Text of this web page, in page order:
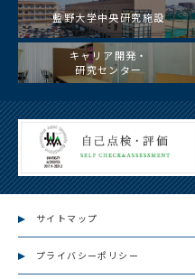
藍野大学中央研究施設
キャリア開発・
研究センター
サイトマップ
プライバシーポリシー